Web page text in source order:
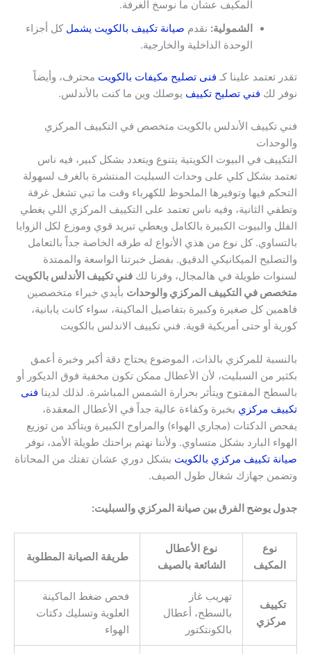
المكيف عشان ما نوسخ الغرفة.
الشمولية: نقدم صيانة تكييف بالكويت يشمل كل أجزاء
الوحدة الداخلية والخارجية.
تقدر تعتمد علينا كـ فنى تصليح مكيفات بالكويت محترف، وأيضاً
نوفر لك فني تصليح تكييف يوصلك وين ما كنت بالأندلس.
فني تكييف الأندلس بالكويت متخصص في التكييف المركزي
والوحدات
التكييف في البيوت الكويتية يتنوع ويتعدد بشكل كبير، فيه ناس
تعتمد بشكل كلي على وحدات السبليت المنتشرة بالغرف لسهولة
التحكم فيها وتوفيرها الملحوظ للكهرباء وقت ما تبي تشغل غرفة
وتطفي الثانية، وفيه ناس تعتمد على التكييف المركزي اللي يغطي
الفلل والبيوت الكبيرة بالكامل ويعطي تبريد قوي وموزع لكل الزوايا
بالتساوي. كل نوع من هذي الأنواع له طرقه الخاصة جداً بالتعامل
والتصليح الميكانيكي الدقيق. بفضل خبرتنا الواسعة والممتدة
لسنوات طويلة في هالمجال، وفرنا لك فني تكييف الأندلس بالكويت
متخصص في التكييف المركزي والوحدات بأيدي خبراء متخصصين
فاهمين كل صغيرة وكبيرة بتفاصيل الماكينة، سواء كانت يابانية،
كورية أو حتى أمريكية قوية. فني تكييف الاندلس بالكويت
بالنسبة للمركزي بالذات، الموضوع يحتاج دقة أكبر وخبرة أعمق
بكثير من السبليت، لأن الأعطال ممكن تكون مخفية فوق الديكور أو
بالسطح المفتوح ويتأثر بحرارة الشمس المباشرة. لذلك لدينا فنى
تكييف مركزي بخبرة وكفاءة عالية جداً في الأعطال المعقدة،
يفحص الدكتات (مجاري الهواء) والمراوح الكبيرة ويتأكد من توزيع
الهواء البارد بشكل متساوي. ولأننا نهتم براحتك طويلة الأمد، نوفر
صيانة تكييف مركزي بالكويت بشكل دوري عشان تفتك من المحاتاة
وتضمن جهازك شغال طول الصيف.
جدول يوضح الفرق بين صيانة المركزي والسبليت:
نوع
المكيف
نوع الأعطال
الشائعة بالصيف
طريقة الصيانة المطلوبة
تكييف
مركزي
تهريب غاز
بالسطح، أعطال
بالكونتكتور
فحص ضغط الماكينة
العلوية وتسليك دكتات
الهواء